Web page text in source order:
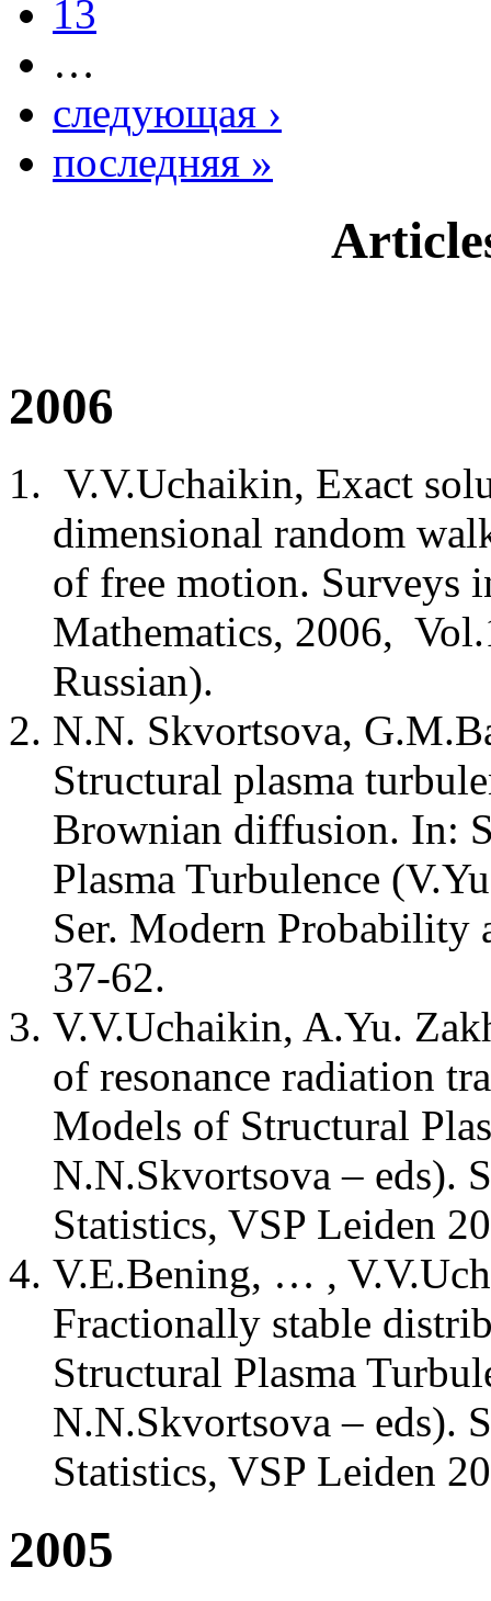
13
…
следующая ›
последняя »
2006
V.V.Uchaikin, Exact
dimensional random
of free motion. Surveys
Mathematics, 2006,
Russian).
N.N. Skvortsova,
Structural plasma
Brownian diffusion. In:
Plasma Turbulence
Ser. Modern Probability
37-62.
V.V.Uchaikin, A.Yu.
of resonance radiation
Models of Structural
N.N.Skvortsova – eds).
Statistics, VSP Leiden
V.E.Bening, … ,
Fractionally stable
Structural Plasma
N.N.Skvortsova – eds).
Statistics, VSP Leiden
2005